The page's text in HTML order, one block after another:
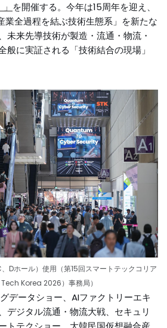
を開催する。今年は15周年を迎え、
業全過程を結ぶ技術生態系」を新たな
未来先導技術が製造・流通・物流・
般に実証される「技術結合の現場」
Dホール）使用（第15回スマートテックコリア
Korea 2026）事務局）
データショー、AIファクトリーエキ
デジタル流通・物流大戦、セキュリ